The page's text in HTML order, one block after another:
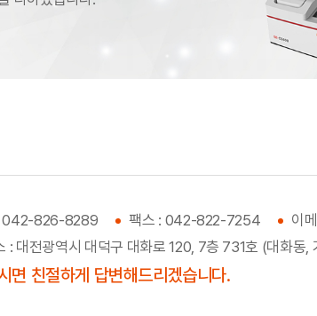
042-826-8289 팩스 : 042-822-7254
이
대전광역시 대덕구 대화로 120, 7층 731호 (대화동,
면 친절하게 답변해드리겠습니다.